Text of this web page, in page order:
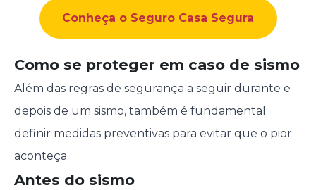
Conheça o Seguro Casa Segura
Como se proteger em caso de sismo
Além das regras de segurança a seguir durante e
depois de um sismo, também é fundamental
definir medidas preventivas para evitar que o pior
aconteça.
Antes do sismo